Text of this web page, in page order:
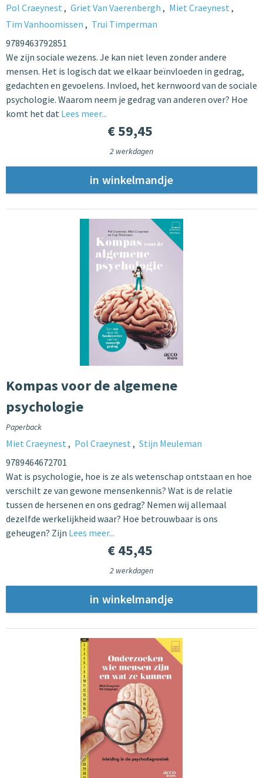
Pol Craeynest Griet Van Vaerenbergh
Miet Craeynest
Tim Vanhoomissen
Trui Timperman
9789463792851
We zijn sociale wezens. Je kan niet leven zonder andere
mensen. Het is logisch dat we elkaar beïnvloeden in gedrag,
gedachten en gevoelens. Invloed, het kernwoord van de sociale
psychologie. Waarom neem je gedrag van anderen over? Hoe
komt het dat Lees meer...
€ 59,45
2 werkdagen
Kompas voor de algemene
psychologie
Paperback
Miet Craeynest Pol Craeynest
Stijn Meuleman
9789464672701
Wat is psychologie, hoe is ze als wetenschap ontstaan en hoe
verschilt ze van gewone mensenkennis? Wat is de relatie
tussen de hersenen en ons gedrag? Nemen wij allemaal
dezelfde werkelijkheid waar? Hoe betrouwbaar is ons
geheugen? Zijn Lees meer...
€ 45,45
2 werkdagen